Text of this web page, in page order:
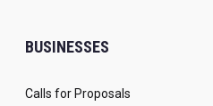
BUSINESSES
Calls for Proposals